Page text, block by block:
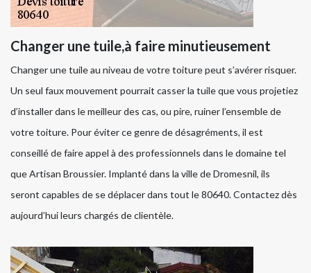
Changer une tuile,à faire minutieusement
Changer une tuile au niveau de votre toiture peut s’avérer risquer.
Un seul faux mouvement pourrait casser la tuile que vous projetiez
d’installer dans le meilleur des cas, ou pire, ruiner l’ensemble de
votre toiture. Pour éviter ce genre de désagréments, il est
conseillé de faire appel à des professionnels dans le domaine tel
que Artisan Broussier. Implanté dans la ville de Dromesnil, ils
seront capables de se déplacer dans tout le 80640. Contactez dès
aujourd’hui leurs chargés de clientèle.